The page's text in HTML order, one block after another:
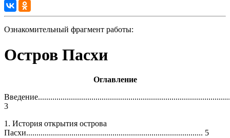
Ознакомительный фрагмент работы:
Остров Пасхи
Оглавление
3
1. История открытия острова
Пасхи...................................................................................... 5